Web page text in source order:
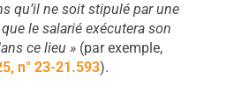
qu’il ne soit stipulé par une
le salarié exécutera son
ce lieu » (par exemple,
n° 23-21.593).